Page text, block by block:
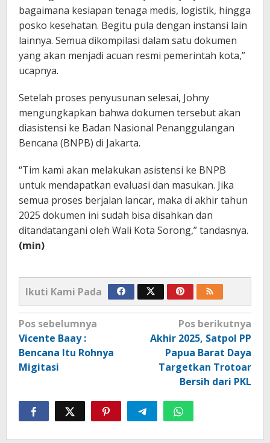
bagaimana kesiapan tenaga medis, logistik, hingga
posko kesehatan. Begitu pula dengan instansi lain
lainnya. Semua dikompilasi dalam satu dokumen
yang akan menjadi acuan resmi pemerintah kota,”
ucapnya.
Setelah proses penyusunan selesai, Johny
mengungkapkan bahwa dokumen tersebut akan
diasistensi ke Badan Nasional Penanggulangan
Bencana (BNPB) di Jakarta.
“Tim kami akan melakukan asistensi ke BNPB
untuk mendapatkan evaluasi dan masukan. Jika
semua proses berjalan lancar, maka di akhir tahun
2025 dokumen ini sudah bisa disahkan dan
ditandatangani oleh Wali Kota Sorong,” tandasnya.
(min)
Ikuti Kami Pada
Navigasi
pos
Pos sebelumnya
Vicente Baay :
Bencana Itu Rohnya
Migitasi
Pos berikutnya
Akhir 2025, Satpol PP
Papua Barat Daya
Targetkan Trotoar
Bersih dari PKL